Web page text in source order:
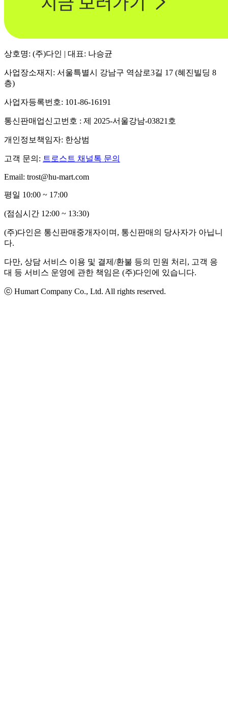
상호명: (주)다인 | 대표: 나승균
사업장소재지: 서울특별시 강남구 역삼로3길 17 (혜진빌딩 8
층)
사업자등록번호: 101-86-16191
통신판매업신고번호 : 제 2025-서울강남-03821호
개인정보책임자: 한상범
고객 문의: 트로스트 채널톡 문의
Email: trost@hu-mart.com
평일 10:00 ~ 17:00
(점심시간 12:00 ~ 13:30)
(주)다인은 통신판매중개자이며, 통신판매의 당사자가 아닙니
다.
다만, 상담 서비스 이용 및 결제/환불 등의 민원 처리, 고객 응
대 등 서비스 운영에 관한 책임은 (주)다인에 있습니다.
ⓒ Humart Company Co., Ltd. All rights reserved.